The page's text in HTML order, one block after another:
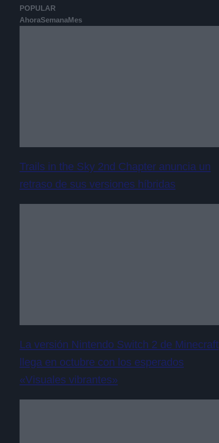
POPULAR
AhoraSemanaMes
Trails in the Sky 2nd Chapter anuncia un
retraso de sus versiones híbridas
La versión Nintendo Switch 2 de Minecraft
llega en octubre con los esperados
«Visuales vibrantes»